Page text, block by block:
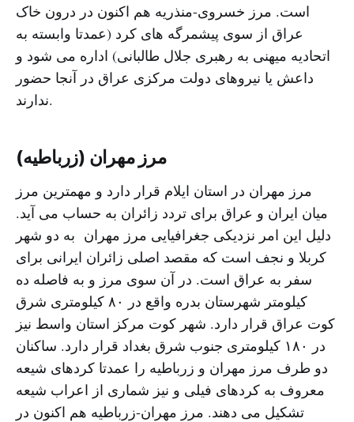
است. مرز خسروی-منذریه هم اکنون در درون خاک
عراق از سوی پیشمرگه های کرد (عمدتا وابسته به
اتحادیه میهنی به رهبری جلال طالبانی) اداره می شود و
داعش یا نیروهای دولت مرکزی عراق در آنجا حضور
ندارند.
مرز مهران (زرباطیه)
مرز مهران در استان ایلام قرار دارد و مهمترین مرز
میان ایران و عراق براى تردد زائران به حساب مى آید.
دلیل این امر نزدیکی جغرافیایی مرز مهران به دو شهر
کربلا و نجف است که مقصد اصلی زائران ایرانى برای
سفر به عراق است. در آن سوى مرز و به فاصله ده
کیلومتر شهرستان بدره واقع در ٨٠ کیلومتری شرق
کوت عراق قرار دارد. شهر کوت مرکز استان واسط نیز
در ١٨٠ کیلومترى جنوب شرق بغداد قرار دارد. ساکنان
دو طرف مرز مهران و زرباطیه را عمدتا کردهای شیعه
معروف به کردهای فیلی و نیز شماری از اعراب شیعه
تشکیل می دهند. مرز مهران-زرباطیه هم اکنون در